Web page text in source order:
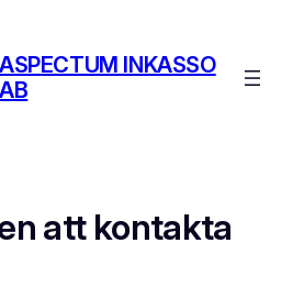
ASPECTUM INKASSO
AB
att kontakta